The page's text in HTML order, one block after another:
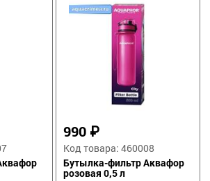
990 ₽
Код товара: 460008
Бутылка-фильтр Аквафор
розовая 0,5 л